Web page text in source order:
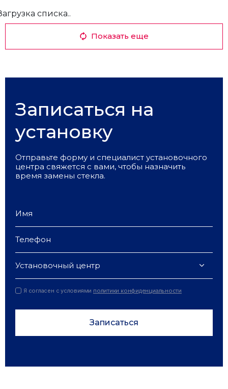
списка..
Показать еще
Записаться на
установку
Отправьте форму и специалист установочного
центра свяжется с вами, чтобы назначить
время замены стекла.
Установочный центр
Я согласен с условиями политики конфиденциальности
Записаться